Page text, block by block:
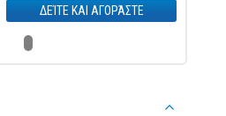
ΔΕΊΤΕ ΚΑΙ ΑΓΟΡΆΣΤΕ